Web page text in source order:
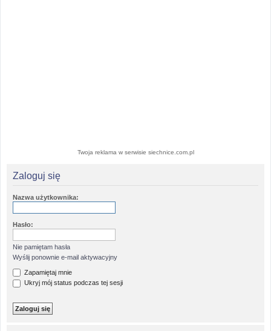
Twoja reklama w serwisie siechnice.com.pl
Zaloguj się
Nazwa użytkownika:
Hasło:
Nie pamiętam hasła
Wyślij ponownie e-mail aktywacyjny
Zapamiętaj mnie
Ukryj mój status podczas tej sesji